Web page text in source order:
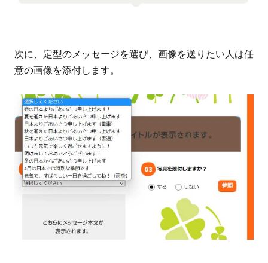
次に、定型のメッセージを選び、画像を送りたい人は任
意の画像を添付します。